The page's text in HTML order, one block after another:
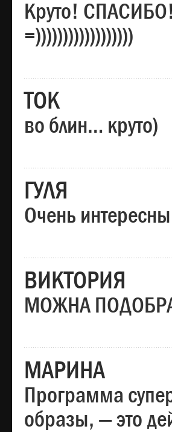
Круто!
=))))))))))))))))))
ТОК
во блин… круто)
ГУЛЯ
Очень
ВИКТОРИЯ
МОЖНА
МАРИНА
Программа
образы, — это